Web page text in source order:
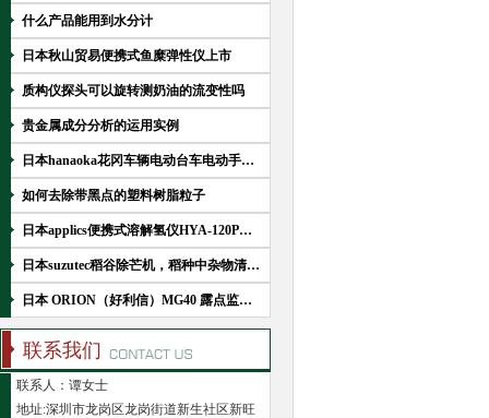
什么产品能用到水分计
日本秋山贸易便携式鱼糜弹性仪上市
质构仪探头可以旋转测奶油的流变性吗
贵金属成分分析的运用实例
日本hanaoka花冈车辆电动台车电动手推车
如何去除带黑点的塑料树脂粒子
日本applics便携式溶解氢仪HYA-120P产品介绍
日本suzutec稻谷除芒机，稻种中杂物清理机SD170KB
日本 ORION（好利信）MG40 露点监测仪（温湿度监控仪）的主要功能
联系我们
联系人：谭女士
地址:深圳市龙岗区龙岗街道新生社区新旺